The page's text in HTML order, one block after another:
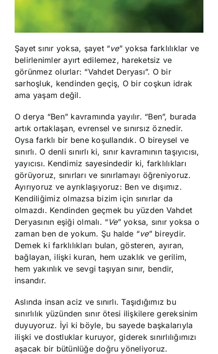
Şayet sınır yoksa, şayet “ve” yoksa farklılıklar ve
belirlenimler ayırt edilemez, hareketsiz ve
görünmez olurlar: “Vahdet Deryası”. O bir
sarhoşluk, kendinden geçiş, O bir coşkun idrak
ama yaşam değil.
O derya “Ben” kavramında yayılır. “Ben”, burada
artık ortaklaşan, evrensel ve sınırsız öznedir.
Oysa farklı bir bene koşullandık. O bireysel ve
sınırlı. O denli sınırlı ki, sınır kavramının taşıyıcısı,
yayıcısı. Kendimiz sayesindedir ki, farklılıkları
görüyoruz, sınırları ve sınırlamayı öğreniyoruz.
Ayırıyoruz ve ayrıklaşıyoruz: Ben ve dışımız.
Kendiliğimiz olmazsa bizim için sınırlar da
olmazdı. Kendinden geçmek bu yüzden Vahdet
Deryasının eşiği olmalı. “Ve” yoksa, sınır yoksa o
zaman ben de yokum. Şu halde “ve” bireydir.
Demek ki farklılıkları bulan, gösteren, ayıran,
bağlayan, ilişki kuran, hem uzaklık ve gerilim,
hem yakınlık ve sevgi taşıyan sınır, bendir,
insandır.
Aslında insan aciz ve sınırlı. Taşıdığımız bu
sınırlılık yüzünden sınır ötesi ilişkilere gereksinim
duyuyoruz. İyi ki böyle, bu sayede başkalarıyla
ilişki ve dostluklar kuruyor, giderek sınırlılığımızı
aşacak bir bütünlüğe doğru yöneliyoruz.